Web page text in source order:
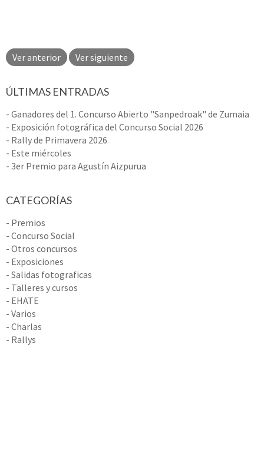
Ver anterior Ver siguiente
ÚLTIMAS ENTRADAS
- Ganadores del 1. Concurso Abierto "Sanpedroak" de Zumaia
- Exposición fotográfica del Concurso Social 2026
- Rally de Primavera 2026
- Este miércoles
- 3er Premio para Agustín Aizpurua
CATEGORÍAS
- Premios
- Concurso Social
- Otros concursos
- Exposiciones
- Salidas fotograficas
- Talleres y cursos
- EHATE
- Varios
- Charlas
- Rallys